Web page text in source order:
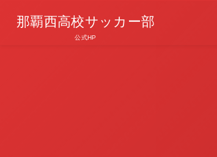
那覇西高校サッカー部
公式HP